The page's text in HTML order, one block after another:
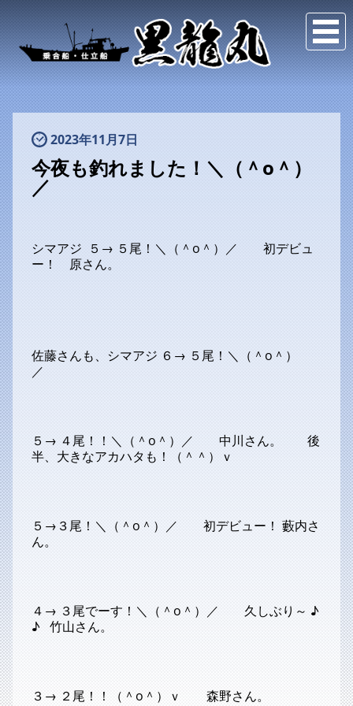
2023年11月7日
今夜も釣れました！＼（＾o＾）
／
シマアジ ５→ ５尾！＼（＾o＾）／ 初デビュ
ー！ 原さん。
佐藤さんも、シマアジ ６→ ５尾！＼（＾o＾）
／
５→ ４尾！！＼（＾o＾）／ 中川さん。 後
半、大きなアカハタも！（＾＾）ｖ
５→３尾！＼（＾o＾）／ 初デビュー！ 藪内さ
ん。
４→ ３尾でーす！＼（＾o＾）／ 久しぶり～ ♪
♪ 竹山さん。
３→ ２尾！！（＾o＾）ｖ 森野さん。